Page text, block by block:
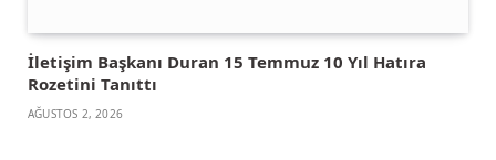
İletişim Başkanı Duran 15 Temmuz 10 Yıl Hatıra
Rozetini Tanıttı
AĞUSTOS 2, 2026